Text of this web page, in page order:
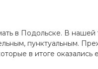
в Подольске. В
пунктуальным.
в итоге